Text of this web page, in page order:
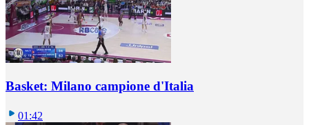
Basket: Milano campione d'Italia
01:42